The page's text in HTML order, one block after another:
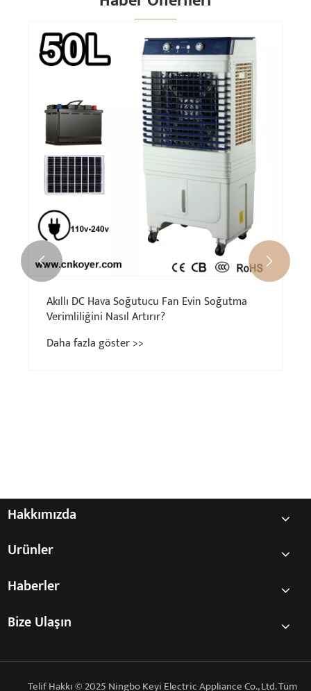
Yarı Otomatik Çamaşır Makineleri Satın Alma
Rehberi
Daha fazla göster >>
 
Hakkımızda
Ürünler
Haberler
Bize Ulaşın
Telif Hakkı © 2025 Ningbo Keyi Electric Appliance Co., Ltd. Tüm